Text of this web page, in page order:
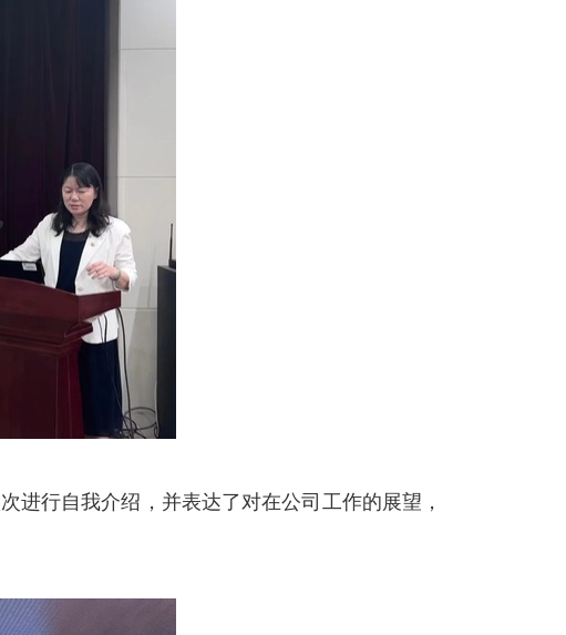
进行自我介绍，并表达了对在公司工作的展望，